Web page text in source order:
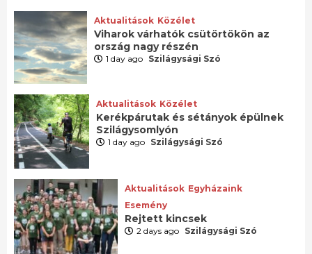
Aktualitások Közélet
Viharok várhatók csütörtökön az
ország nagy részén
1 day ago Szilágysági Szó
Aktualitások Közélet
Kerékpárutak és sétányok épülnek
Szilágysomlyón
1 day ago Szilágysági Szó
Aktualitások Egyházaink
Esemény
Rejtett kincsek
2 days ago Szilágysági Szó